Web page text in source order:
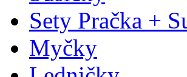
Sety Pračka +
Myčky